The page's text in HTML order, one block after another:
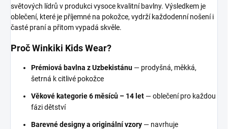
světových lídrů v produkci vysoce kvalitní bavlny. Výsledkem je
oblečení, které je příjemné na pokožce, vydrží každodenní nošení i
časté praní a přitom vypadá skvěle.
Proč Winkiki Kids Wear?
Prémiová bavlna z Uzbekistánu — prodyšná, měkká,
šetrná k citlivé pokožce
Věkové kategorie 6 měsíců – 14 let — oblečení pro každou
fázi dětství
Barevné designy a originální vzory — navrhuje